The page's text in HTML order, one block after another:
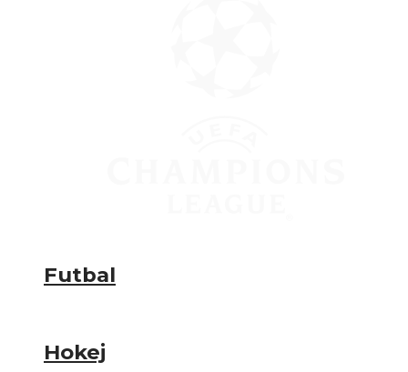
Futbal
Hokej